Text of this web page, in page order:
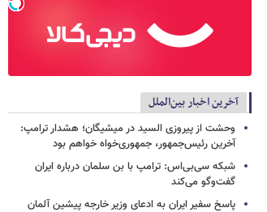
آخرین اخبار بین‌الملل
وحشت از پیروزی السید در میشیگان؛ هشدار ترامپ:
آخرین رئیس‌جمهور، جمهوری‌خواه خواهم بود
شبکه سی‌بی‌اس: ترامپ با بن سلمان درباره ایران
گفت‌وگو می‌کند
پاسخ سفیر ایران به ادعای وزیر خارجه پیشین آلمان